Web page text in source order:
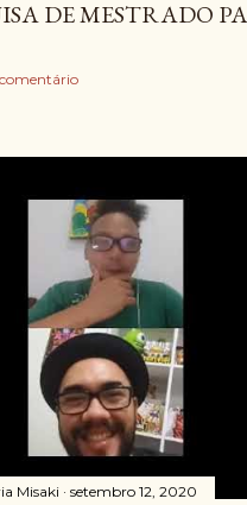
DE MESTRADO
comentário
Misaki setembro 12, 2020